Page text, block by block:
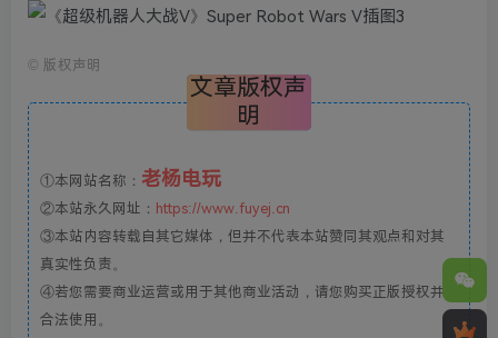
© 版权声明
文章版权声
明
①本网站名称： 老杨电玩
②本站永久网址： https://www.fuyej.cn
③本站内容转载自其它媒体，但并不代表本站赞同其观点和对其
真实性负责。
④若您需要商业运营或用于其他商业活动，请您购买正版授权并
合法使用。